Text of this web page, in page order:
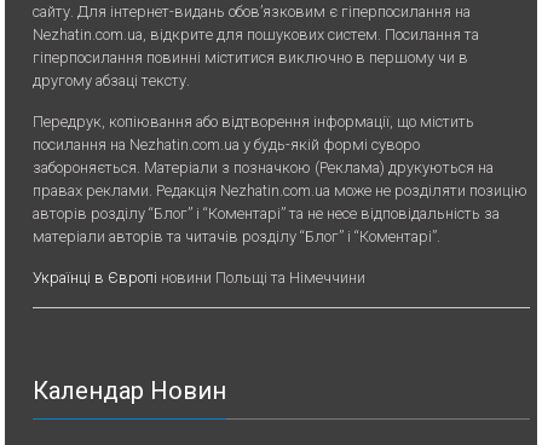
сайту. Для iнтернет-видань обов’язковим є гiперпосилання на
Nezhatin.com.ua, відкрите для пошукових систем. Посилання та
гіперпосилання повинні міститися виключно в першому чи в
другому абзаці тексту.
Передрук, копiювання або вiдтворення iнформацiї, що мiстить
посилання на Nezhatin.com.ua у будь-якiй формi суворо
забороняється. Матеріали з позначкою (Реклама) друкуються на
правах реклами. Редакція Nezhatin.com.ua може не розділяти позицію
авторів розділу “Блог” і “Коментарі” та не несе відповідальність за
матеріали авторів та читачів розділу “Блог” і “Коментарі”.
Українці в Європі новини Польщі та Німеччини
Календар Новин